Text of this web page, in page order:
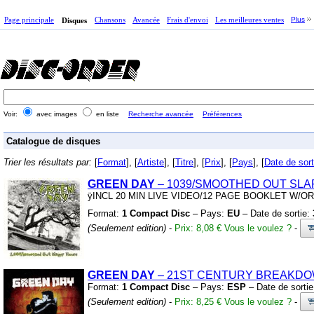
Page principale Disques Chansons Avancée Frais d'envoi Les meilleures ventes Plus
Voir: avec images en liste Recherche avancée Préférences
Catalogue de disques
Trier les résultats par: [Format], [Artiste], [Titre], [Prix], [Pays], [Date de
GREEN DAY – 1039/SMOOTHED OUT
ÿINCL 20 MIN LIVE VIDEO/12 PAGE BOOKLET W/
Format: 1 Compact Disc – Pays: EU – Date de sortie:
(Seulement edition) - Prix: 8,08 € Vous le voulez ? -
GREEN DAY – 21ST CENTURY
Format: 1 Compact Disc – Pays: ESP – Date de
(Seulement edition) - Prix: 8,25 € Vous le voulez ? -